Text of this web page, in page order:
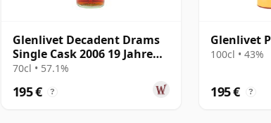
Glenlivet Decadent Drams
Single Cask 2006 19 Jahre
alt
70cl • 57.1%
195 € ?
Glenlivet
100cl • 43%
195 € ?